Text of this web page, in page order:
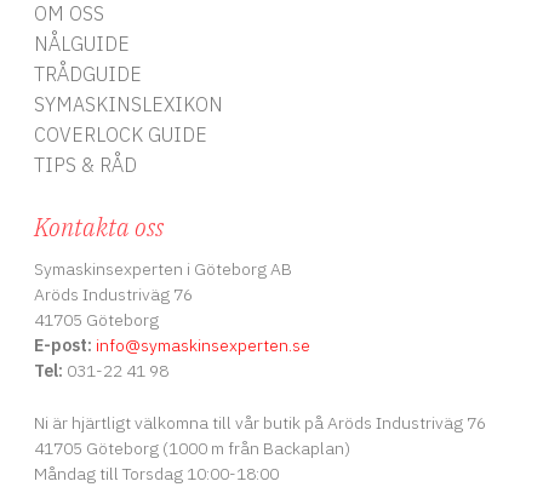
OM OSS
NÅLGUIDE
TRÅDGUIDE
SYMASKINSLEXIKON
COVERLOCK GUIDE
TIPS & RÅD
Kontakta oss
Symaskinsexperten i Göteborg AB
Aröds Industriväg 76
41705 Göteborg
E-post: info@symaskinsexperten.se
Tel: 031-22 41 98
Ni är hjärtligt välkomna till vår butik på Aröds Industriväg 76
41705 Göteborg (1000 m från Backaplan)
Måndag till Torsdag 10:00-18:00